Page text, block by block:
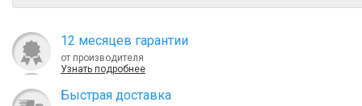
12 месяцев гарантии
от производителя
Узнать подробнее
Быcтрая доставка